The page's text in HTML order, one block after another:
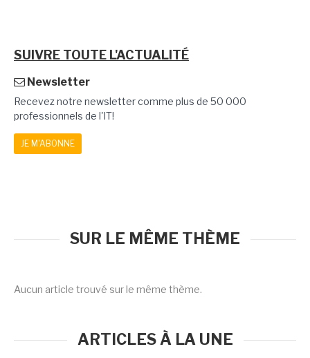
SUIVRE TOUTE L'ACTUALITÉ
Newsletter
Recevez notre newsletter comme plus de 50 000
professionnels de l'IT!
JE M'ABONNE
SUR LE MÊME THÈME
Aucun article trouvé sur le même thème.
ARTICLES À LA UNE